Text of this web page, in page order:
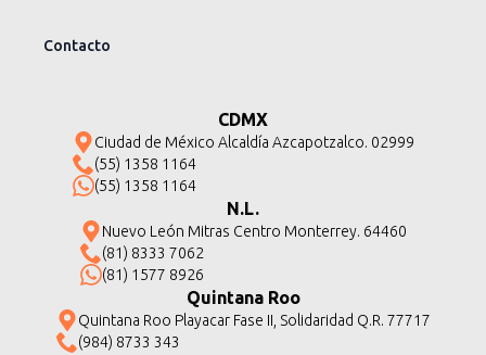
Contacto
CDMX
Ciudad de México Alcaldía Azcapotzalco. 02999
(55) 1358 1164
(55) 1358 1164
N.L.
Nuevo León Mitras Centro Monterrey. 64460
(81) 8333 7062
(81) 1577 8926
Quintana Roo
Quintana Roo Playacar Fase II, Solidaridad Q.R. 77717
(984) 8733 343